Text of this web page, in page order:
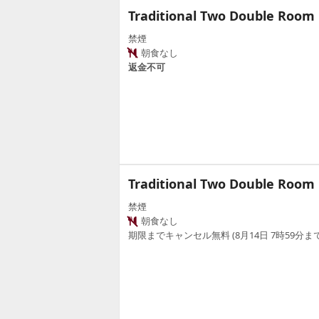
Traditional Two Double Room
禁煙
朝食なし
返金不可
Traditional Two Double Room
禁煙
朝食なし
期限までキャンセル無料 (8月14日 7時59分ま